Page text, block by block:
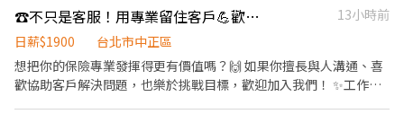
35000~42000之間 (依學習程度與經驗核薪) 早 08:30 ~ 17:30 35000
起薪 晚 14:30 ~ 23:30 (含津貼6000/月) 夜 23:30 ~ 08:30 (含津貼
9000/月) -----------------------------------------------------------
--------- 適合細心有耐心情緒穩定的你 ✨ 工作環境佳 氣氛和諧 ✨
☎️不只是客服！用專業留住客戶💪歡迎保險人才
13小時前
日薪$1900
台北市中正區
想把你的保險專業發揮得更有價值嗎？🙌 如果你擅長與人溝通、喜
歡協助客戶解決問題，也樂於挑戰目標，歡迎加入我們！ ✨工作內